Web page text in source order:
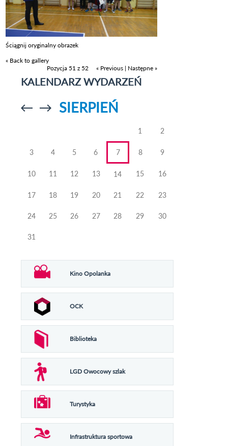
Ściągnij oryginalny obrazek
« Back to gallery
Pozycja 51 z 52
« Previous | Następne »
KALENDARZ WYDARZEŃ
Przejdź doPrzejdź do
SIERPIEŃ
1 2
3 4 5 6 7 8 9
10 11 12 13 14 15 16
17 18 19 20 21 22 23
24 25 26 27 28 29 30
31
Kino Opolanka
OCK
Biblioteka
LGD Owocowy szlak
Turystyka
Infrastruktura sportowa